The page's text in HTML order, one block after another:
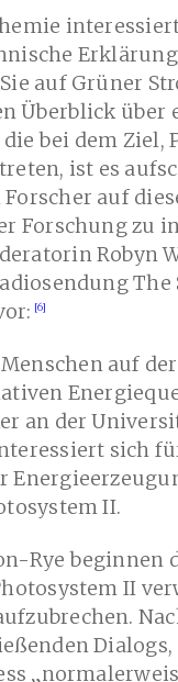
auf Grüner
Überblick
bei dem
ist es
auf
Forschung zu
Robyn
The
Menschen auf
an der
sich
II.
Rye beginnen
II